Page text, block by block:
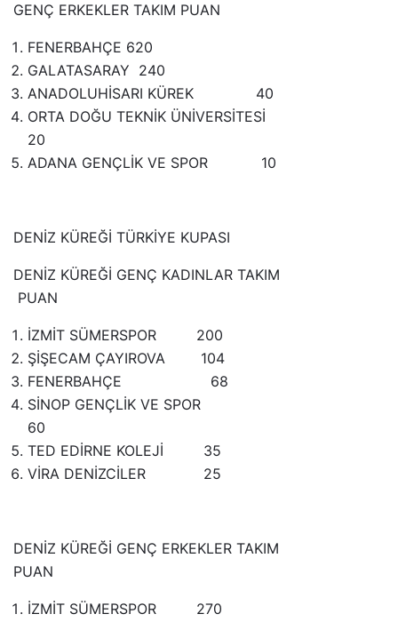
GENÇ ERKEKLER TAKIM PUAN
FENERBAHÇE 620
GALATASARAY 240
ANADOLUHİSARI KÜREK 40
ORTA DOĞU TEKNİK ÜNİVERSİTESİ
20
ADANA GENÇLİK VE SPOR 10
DENİZ KÜREĞİ TÜRKİYE KUPASI
DENİZ KÜREĞİ GENÇ KADINLAR TAKIM
PUAN
İZMİT SÜMERSPOR 200
ŞİŞECAM ÇAYIROVA 104
FENERBAHÇE 68
SİNOP GENÇLİK VE SPOR
60
TED EDİRNE KOLEJİ 35
VİRA DENİZCİLER 25
DENİZ KÜREĞİ GENÇ ERKEKLER TAKIM
PUAN
İZMİT SÜMERSPOR 270